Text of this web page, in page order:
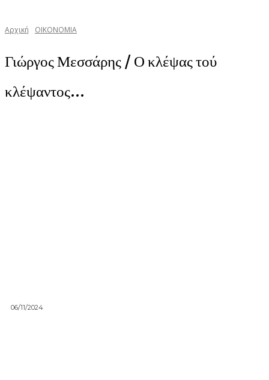
Αρχική ΟΙΚΟΝΟΜΙΑ
Γιώργος Μεσσάρης / Ο κλέψας τού
κλέψαντος…
06/11/2024